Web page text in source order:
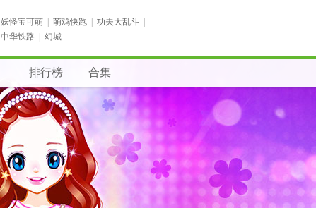
妖怪宝可萌 萌鸡快跑 功夫大乱斗
中华铁路
幻城
排行榜 合集